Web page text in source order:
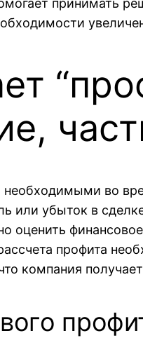
принимать
необходимыми во
или убыток в
оценить
профита
компания